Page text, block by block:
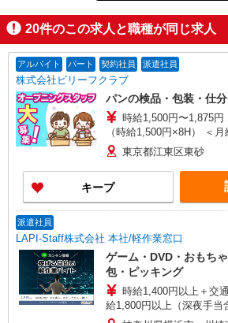
掲載期間終了
20件のこの求人と職種が同じ求人
アルバイト パート 契約社員 派遣社員
株式会社ビリーフクラブ
パンの検品・包装・仕
時給1,500円〜1,875円
（時給1,500円×8H） ＜
（12,000円×22日） ※経験
東京都江東区東砂
キープ
派遣社員
LAPI-Staff株式会社 本社/軽作業窓口
ゲーム・DVD・おもち
包・ピッキング
時給1,400円以上＋交
給1,800円以上（深夜手当含む）
246,400円 （日勤シフト